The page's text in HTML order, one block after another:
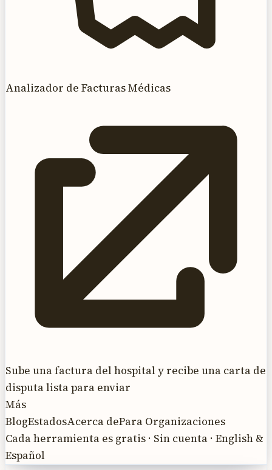
Analizador de Facturas Médicas
Sube una factura del hospital y recibe una carta de
disputa lista para enviar
Más
BlogEstadosAcerca dePara Organizaciones
Cada herramienta es gratis · Sin cuenta · English &
Español